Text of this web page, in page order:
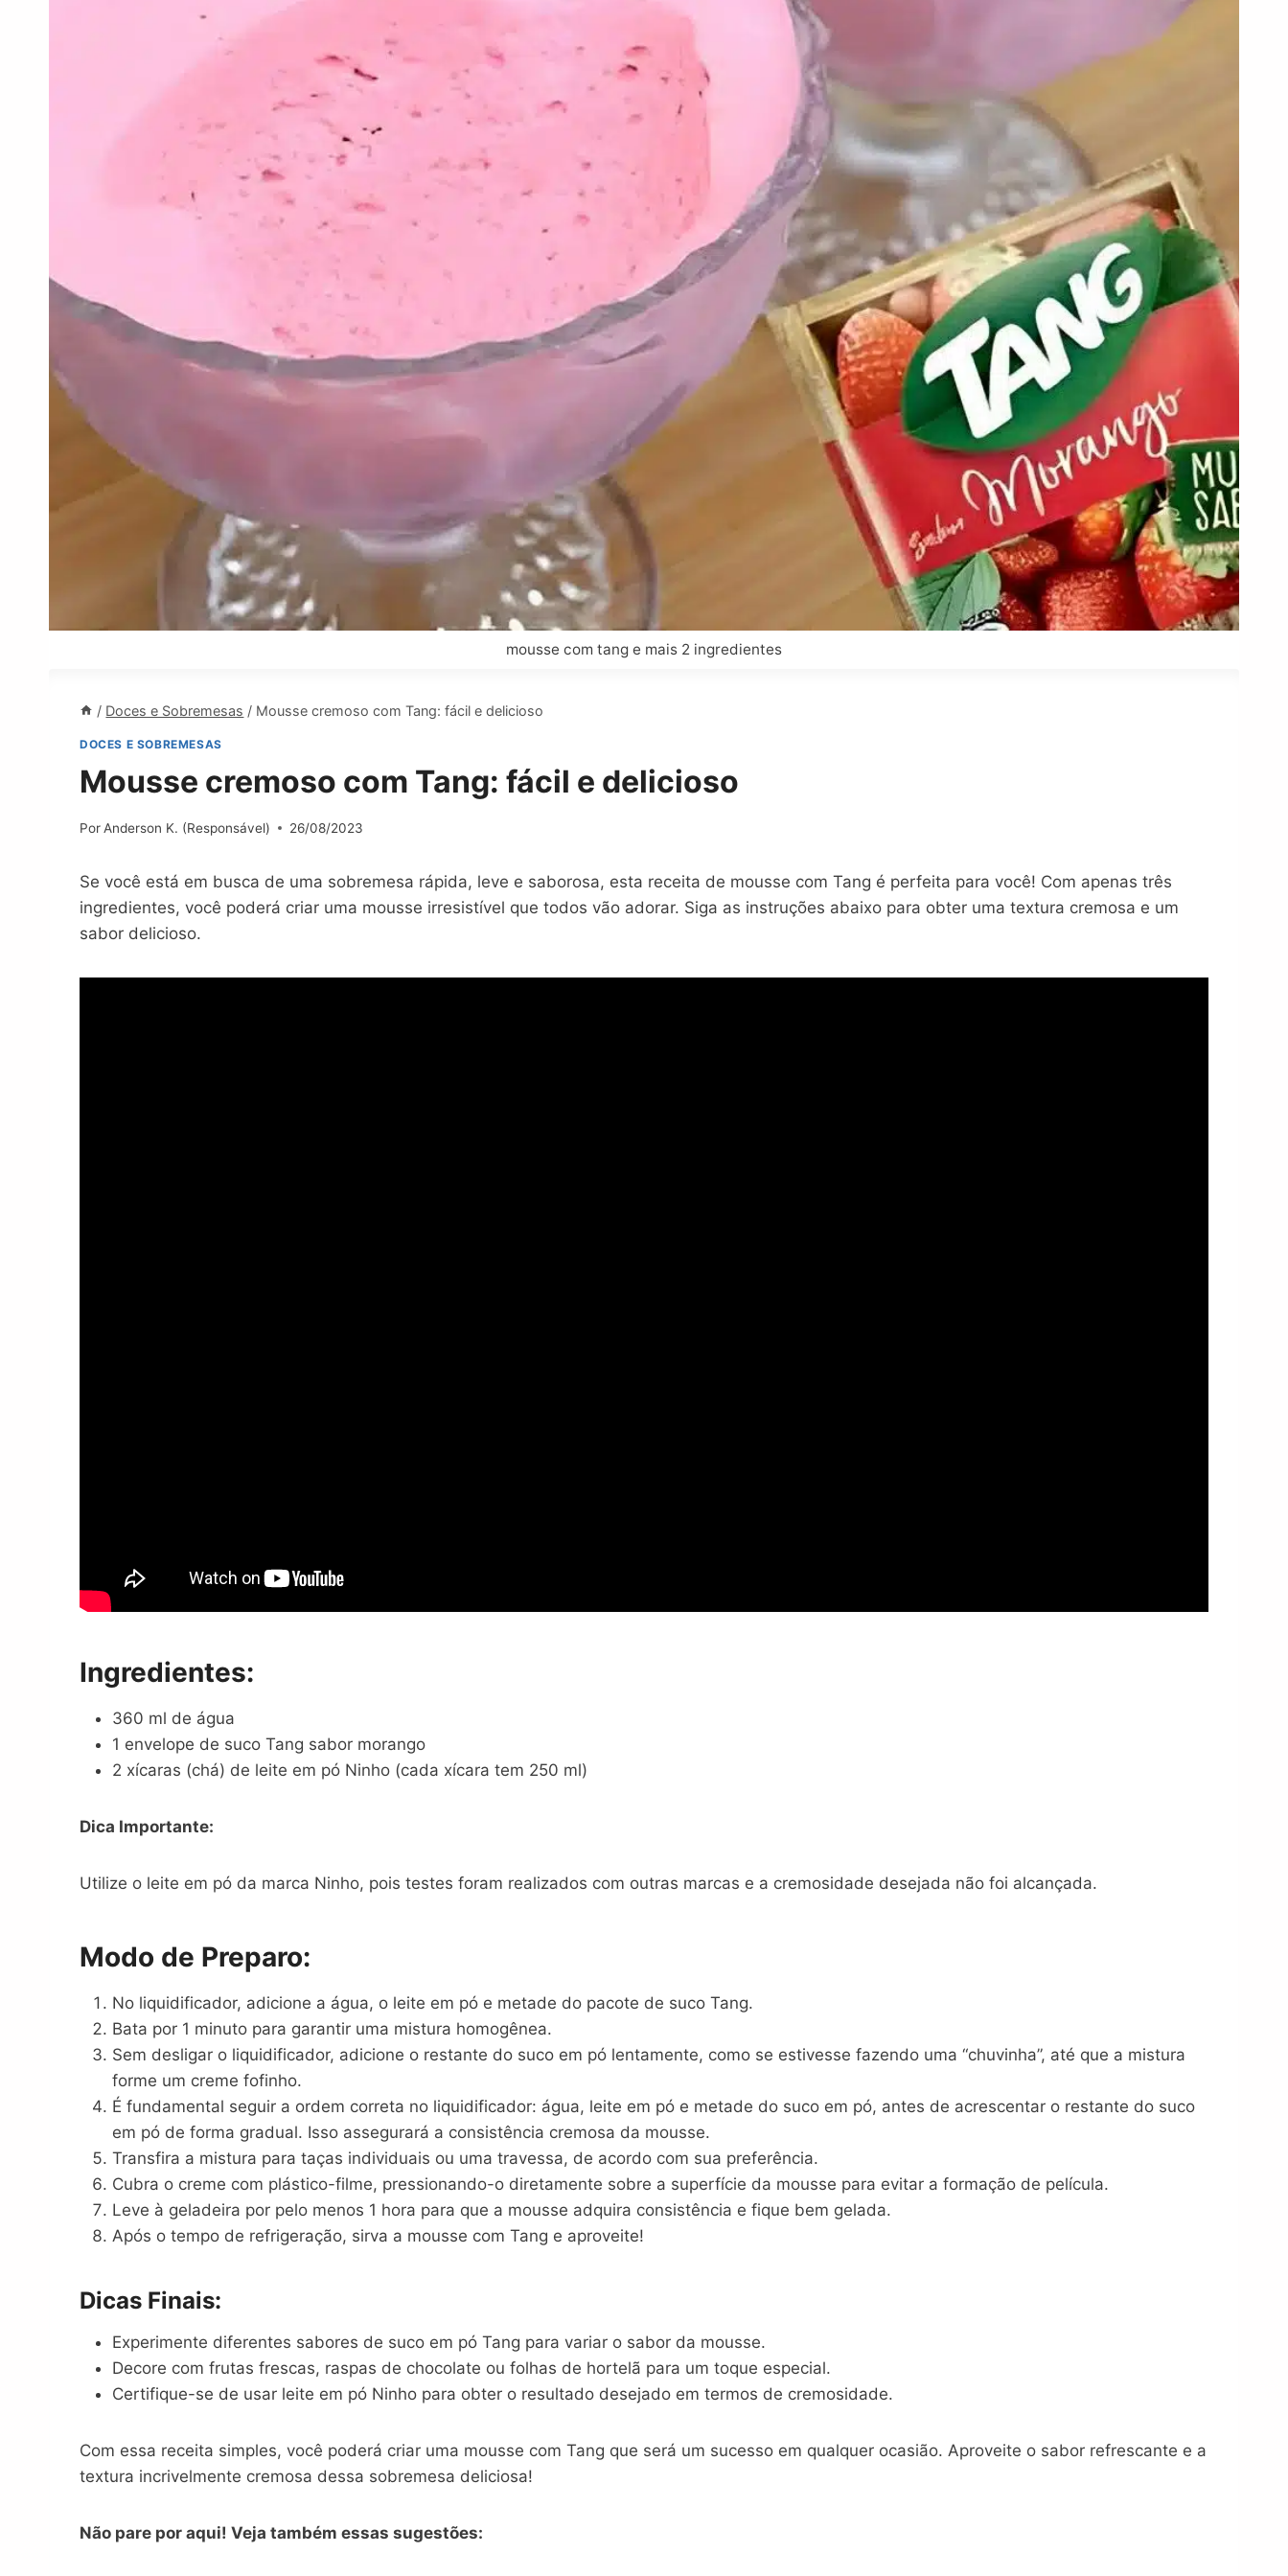
mousse com tang e mais 2 ingredientes
/ Doces e Sobremesas / Mousse cremoso com Tang: fácil e delicioso
DOCES E SOBREMESAS
Mousse cremoso com Tang: fácil e delicioso
Por Anderson K. (Responsável) 26/08/2023
Se você está em busca de uma sobremesa rápida, leve e saborosa, esta receita de mousse com Tang é perfeita para você! Com apenas três
ingredientes, você poderá criar uma mousse irresistível que todos vão adorar. Siga as instruções abaixo para obter uma textura cremosa e um
sabor delicioso.
Ingredientes:
360 ml de água
1 envelope de suco Tang sabor morango
2 xícaras (chá) de leite em pó Ninho (cada xícara tem 250 ml)
Dica Importante:
Utilize o leite em pó da marca Ninho, pois testes foram realizados com outras marcas e a cremosidade desejada não foi alcançada.
Modo de Preparo:
No liquidificador, adicione a água, o leite em pó e metade do pacote de suco Tang.
Bata por 1 minuto para garantir uma mistura homogênea.
Sem desligar o liquidificador, adicione o restante do suco em pó lentamente, como se estivesse fazendo uma “chuvinha”, até que a mistura
forme um creme fofinho.
É fundamental seguir a ordem correta no liquidificador: água, leite em pó e metade do suco em pó, antes de acrescentar o restante do suco
em pó de forma gradual. Isso assegurará a consistência cremosa da mousse.
Transfira a mistura para taças individuais ou uma travessa, de acordo com sua preferência.
Cubra o creme com plástico-filme, pressionando-o diretamente sobre a superfície da mousse para evitar a formação de película.
Leve à geladeira por pelo menos 1 hora para que a mousse adquira consistência e fique bem gelada.
Após o tempo de refrigeração, sirva a mousse com Tang e aproveite!
Dicas Finais:
Experimente diferentes sabores de suco em pó Tang para variar o sabor da mousse.
Decore com frutas frescas, raspas de chocolate ou folhas de hortelã para um toque especial.
Certifique-se de usar leite em pó Ninho para obter o resultado desejado em termos de cremosidade.
Com essa receita simples, você poderá criar uma mousse com Tang que será um sucesso em qualquer ocasião. Aproveite o sabor refrescante e a
textura incrivelmente cremosa dessa sobremesa deliciosa!
Não pare por aqui! Veja também essas sugestões: